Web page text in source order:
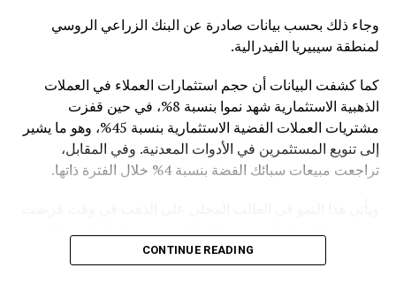
وجاء ذلك بحسب بيانات صادرة عن البنك الزراعي الروسي
لمنطقة سيبيريا الفيدرالية.
كما كشفت البيانات أن حجم استثمارات العملاء في العملات
الذهبية الاستثمارية شهد نموا بنسبة 8%، في حين قفزت
مشتريات العملات الفضية الاستثمارية بنسبة 45%، وهو ما يشير
إلى تنويع المستثمرين في الأدوات المعدنية. وفي المقابل،
تراجعت مبيعات سبائك الفضة بنسبة 4% خلال الفترة ذاتها.
بوتين في مارس الماضي مرسوما يمنع تصدير سبائك الذهب التي
CONTINUE READING